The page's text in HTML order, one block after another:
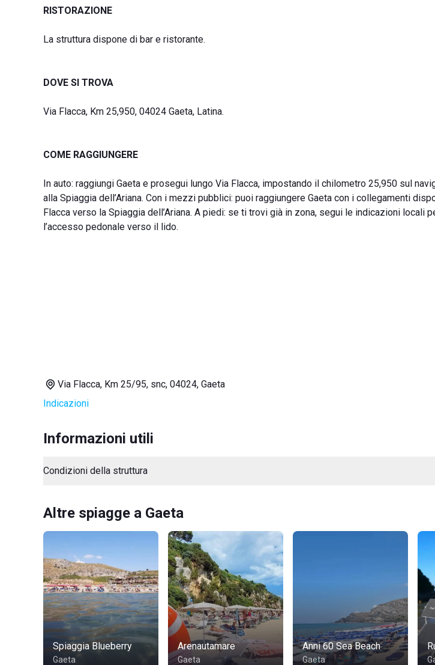
RISTORAZIONE
La struttura dispone di bar e ristorante.
DOVE SI TROVA
Via Flacca, Km 25,950, 04024 Gaeta, Latina.
COME RAGGIUNGERE
In auto: raggiungi Gaeta e prosegui lungo Via Flacca, impostando il chilometro 25,950 sul
alla Spiaggia dell’Ariana. Con i mezzi pubblici: puoi raggiungere Gaeta con i collegamenti
Flacca verso la Spiaggia dell’Ariana. A piedi: se ti trovi già in zona, segui le indicazioni locali
l’accesso pedonale verso il lido.
Via Flacca, Km 25/95, snc, 04024, Gaeta
Indicazioni
Informazioni utili
Condizioni della struttura
Altre spiagge a Gaeta
Spiaggia Blueberry
Gaeta
Arenautamare
Gaeta
Anni 60 Sea Beach
Gaeta